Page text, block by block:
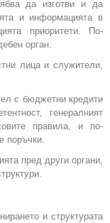
да изготви и да
и информацията в
приоритети. По-
орган.
лица и служители,
с бюджетни кредити
генералният
правила, и по-
поръчки.
пред други органи,
и структурата